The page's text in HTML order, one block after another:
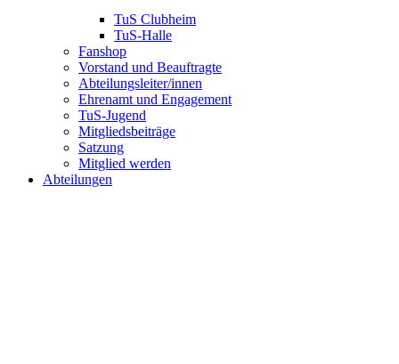
TuS Clubheim
TuS-Halle
Fanshop
Vorstand und Beauftragte
Abteilungsleiter/innen
Ehrenamt und Engagement
TuS-Jugend
Mitgliedsbeiträge
Satzung
Mitglied werden
Abteilungen